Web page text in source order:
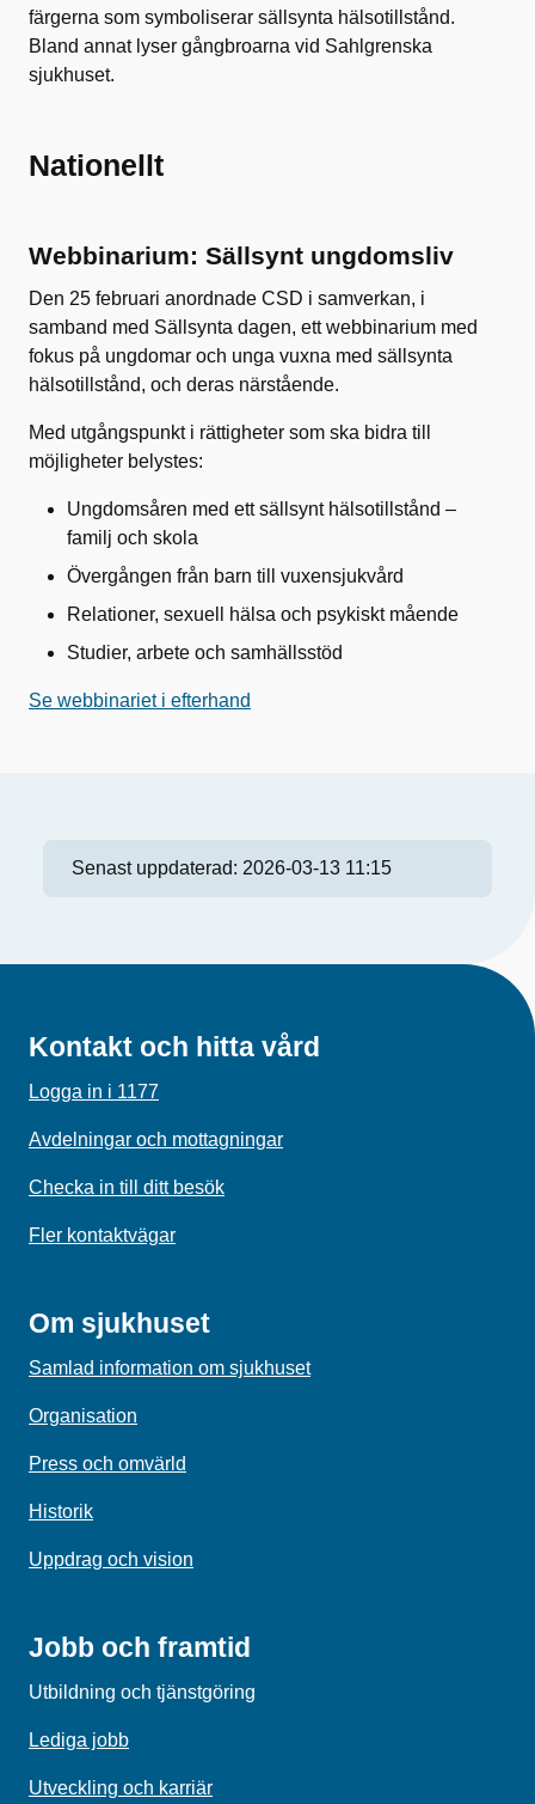
färgerna som symboliserar sällsynta hälsotillstånd.
Bland annat lyser gångbroarna vid Sahlgrenska
sjukhuset.
Nationellt
Webbinarium: Sällsynt ungdomsliv
Den 25 februari anordnade CSD i samverkan, i
samband med Sällsynta dagen, ett webbinarium med
fokus på ungdomar och unga vuxna med sällsynta
hälsotillstånd, och deras närstående.
Med utgångspunkt i rättigheter som ska bidra till
möjligheter belystes:
Ungdomsåren med ett sällsynt hälsotillstånd –
familj och skola
Övergången från barn till vuxensjukvård
Relationer, sexuell hälsa och psykiskt mående
Studier, arbete och samhällsstöd
Se webbinariet i efterhand
Senast uppdaterad: 2026-03-13 11:15
Kontakt och hitta vård
Logga in i 1177
Avdelningar och mottagningar
Checka in till ditt besök
Fler kontaktvägar
Om sjukhuset
Samlad information om sjukhuset
Organisation
Press och omvärld
Historik
Uppdrag och vision
Jobb och framtid
Utbildning och tjänstgöring
Lediga jobb
Utveckling och karriär